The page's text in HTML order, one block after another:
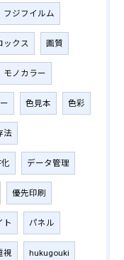
フジフイルム
ックス 画質
モノカラー
色見本 色彩
法
化 データ管理
優先印刷
ト パネル
視 hukugouki